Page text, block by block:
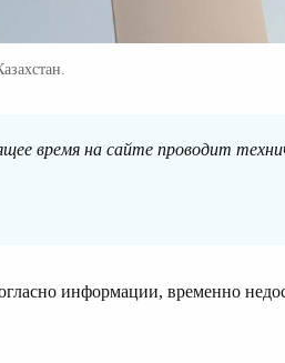
время на сайте проводит
информации, временно